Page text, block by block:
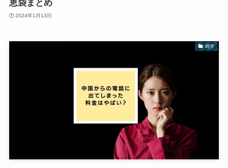
恵袋まとめ
2024年1月13日
雑学